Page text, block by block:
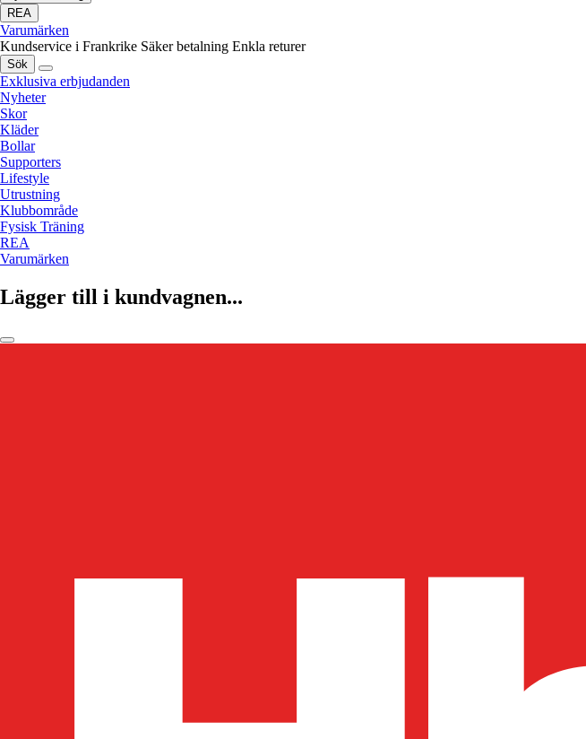
REA
Varumärken
Kundservice i Frankrike Säker betalning Enkla returer
Sök
Exklusiva erbjudanden
Nyheter
Skor
Kläder
Bollar
Supporters
Lifestyle
Utrustning
Klubbområde
Fysisk Träning
REA
Varumärken
Lägger till i kundvagnen...